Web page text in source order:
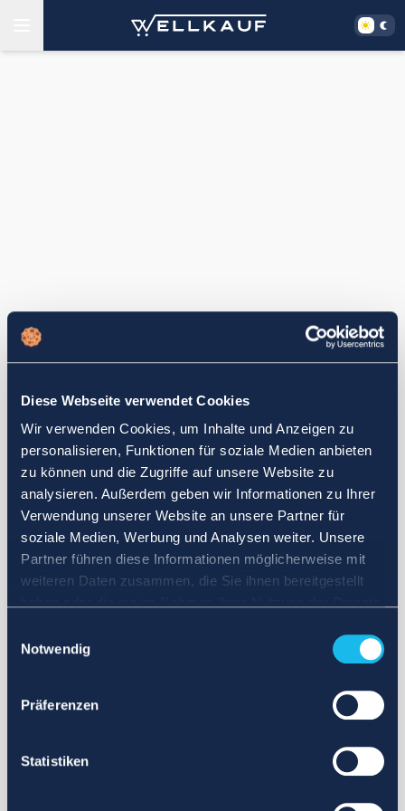
Diese Webseite verwendet Cookies
Wir verwenden Cookies, um Inhalte und Anzeigen zu
personalisieren, Funktionen für soziale Medien anbieten
zu können und die Zugriffe auf unsere Website zu
analysieren. Außerdem geben wir Informationen zu Ihrer
Verwendung unserer Website an unsere Partner für
soziale Medien, Werbung und Analysen weiter. Unsere
Partner führen diese Informationen möglicherweise mit
weiteren Daten zusammen, die Sie ihnen bereitgestellt
Notwendig
Präferenzen
Statistiken